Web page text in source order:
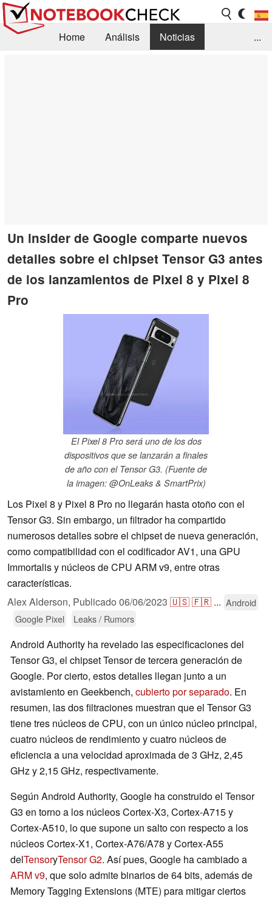
Home Análisis
Noticias
...
Un insider de Google comparte nuevos
detalles sobre el chipset Tensor G3 antes
de los lanzamientos de Pixel 8 y Pixel 8
Pro
El Pixel 8 Pro será uno de los dos
dispositivos que se lanzarán a finales
de año con el Tensor G3. (Fuente de
la imagen: @OnLeaks & SmartPrix)
Los Pixel 8 y Pixel 8 Pro no llegarán hasta otoño con el
Tensor G3. Sin embargo, un filtrador ha compartido
numerosos detalles sobre el chipset de nueva generación,
como compatibilidad con el codificador AV1, una GPU
Immortalis y núcleos de CPU ARM v9, entre otras
características.
Alex Alderson, Publicado 06/06/2023 🇺🇸🇫🇷 ... Android
Google Pixel
Leaks / Rumors
Android Authority ha revelado las especificaciones del
Tensor G3, el chipset Tensor de tercera generación de
Google. Por cierto, estos detalles llegan junto a un
avistamiento en Geekbench, cubierto por separado. En
resumen, las dos filtraciones muestran que el Tensor G3
tiene tres núcleos de CPU, con un único núcleo principal,
cuatro núcleos de rendimiento y cuatro núcleos de
eficiencia a una velocidad aproximada de 3 GHz, 2,45
GHz y 2,15 GHz, respectivamente.
Según Android Authority, Google ha construido el Tensor
G3 en torno a los núcleos Cortex-X3, Cortex-A715 y
Cortex-A510, lo que supone un salto con respecto a los
núcleos Cortex-X1, Cortex-A76/A78 y Cortex-A55
delTensoryTensor G2. Así pues, Google ha cambiado a
ARM v9, que solo admite binarios de 64 bits, además de
Memory Tagging Extensions (MTE) para mitigar ciertos